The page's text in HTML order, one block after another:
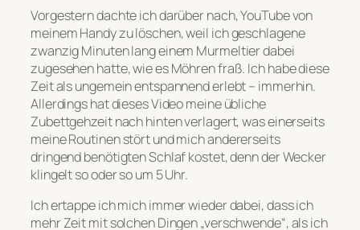
Vorgestern dachte ich darüber nach, YouTube von
meinem Handy zu löschen, weil ich geschlagene
zwanzig Minuten lang einem Murmeltier dabei
zugesehen hatte, wie es Möhren fraß. Ich habe diese
Zeit als ungemein entspannend erlebt – immerhin.
Allerdings hat dieses Video meine übliche
Zubettgehzeit nach hinten verlagert, was einerseits
meine Routinen stört und mich andererseits
dringend benötigten Schlaf kostet, denn der Wecker
klingelt so oder so um 5 Uhr.
Ich ertappe ich mich immer wieder dabei, dass ich
mehr Zeit mit solchen Dingen „verschwende“, als ich